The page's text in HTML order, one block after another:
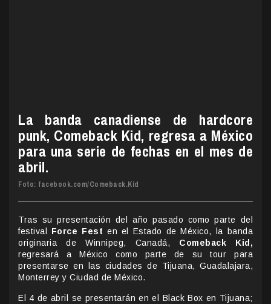
La banda canadiense de hardcore
punk, Comeback Kid, regresa a México
para una serie de fechas en el mes de
abril.
Foto: facebook.com/Comeback.Kid
Tras su presentación del año pasado como parte del
festival Force Festen el Estado de México, la banda
originaria de Winnipeg, Canadá, Comeback Kid,
regresará a México como parte de su tour para
presentarse en las ciudades de Tijuana, Guadalajara,
Monterrey y Ciudad de México.
El 4 de abril se presentarán en el Black Box en Tijuana;